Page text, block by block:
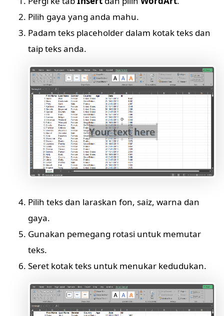
Pilih gaya yang anda mahu.
Padam teks placeholder dalam kotak teks dan
taip teks anda.
Pilih teks dan laraskan fon, saiz, warna dan
gaya.
Gunakan pemegang rotasi untuk memutar
teks.
Seret kotak teks untuk menukar kedudukan.